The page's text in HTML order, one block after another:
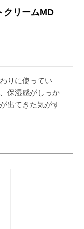
クリームMD
りに使ってい
保湿感がしっか
出てきた気がす